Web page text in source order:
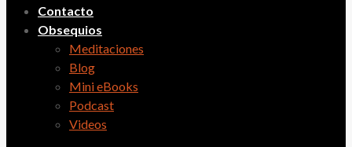
Contacto
Obsequios
Meditaciones
Blog
Mini eBooks
Podcast
Videos